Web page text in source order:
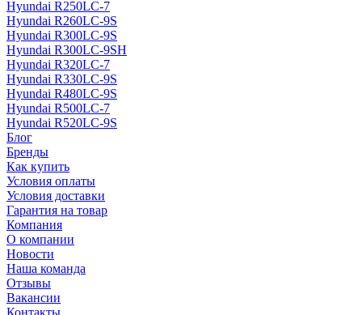
Hyundai R250LC-7
Hyundai R260LC-9S
Hyundai R300LC-9S
Hyundai R300LC-9SH
Hyundai R320LC-7
Hyundai R330LC-9S
Hyundai R480LC-9S
Hyundai R500LC-7
Hyundai R520LC-9S
Блог
Бренды
Как купить
Условия оплаты
Условия доставки
Гарантия на товар
Компания
О компании
Новости
Наша команда
Отзывы
Вакансии
Контакты